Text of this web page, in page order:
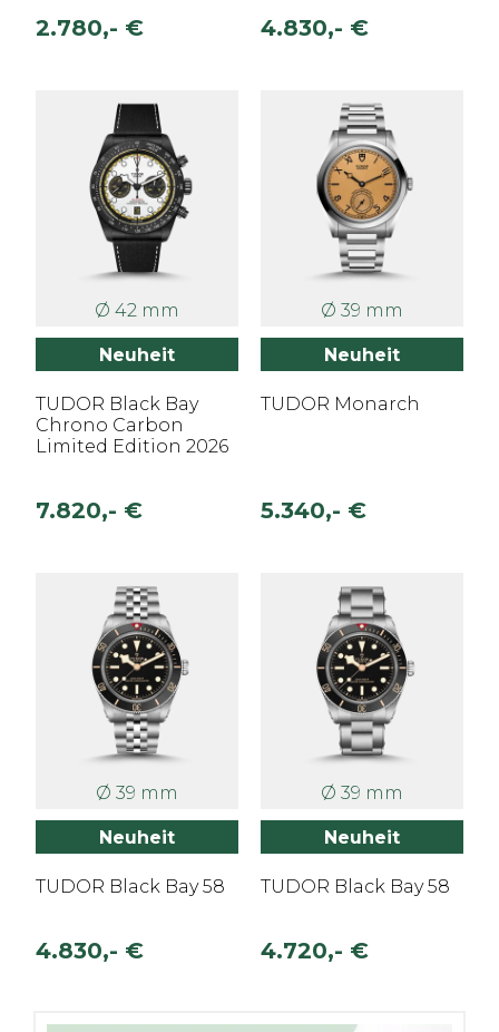
2.780,- € 4.830,- €
Ø 42 mm
Neuheit
TUDOR Black Bay
Chrono Carbon
Limited Edition 2026
7.820,- €
Ø 39 mm
Neuheit
TUDOR Monarch
5.340,- €
Ø 39 mm
Neuheit
TUDOR Black Bay 58
4.830,- €
Ø 39 mm
Neuheit
TUDOR Black Bay 58
4.720,- €